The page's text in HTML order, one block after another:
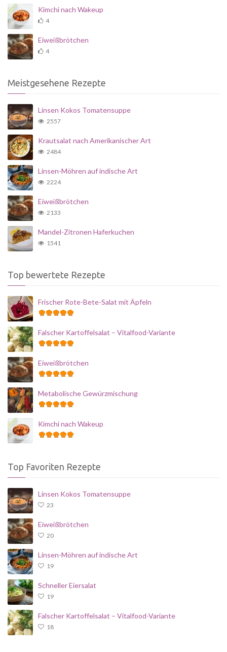
Kimchi nach Wakeup
4
Eiweißbrötchen
4
Meistgesehene Rezepte
Linsen Kokos Tomatensuppe
2557
Krautsalat nach Amerikanischer Art
2484
Linsen-Möhren auf indische Art
2224
Eiweißbrötchen
2133
Mandel-Zitronen Haferkuchen
1541
Top bewertete Rezepte
Frischer Rote-Bete-Salat mit Äpfeln
Falscher Kartoffelsalat – Vitalfood-Variante
Eiweißbrötchen
Metabolische Gewürzmischung
Kimchi nach Wakeup
Top Favoriten Rezepte
Linsen Kokos Tomatensuppe
23
Eiweißbrötchen
20
Linsen-Möhren auf indische Art
19
Schneller Eiersalat
19
Falscher Kartoffelsalat – Vitalfood-Variante
18